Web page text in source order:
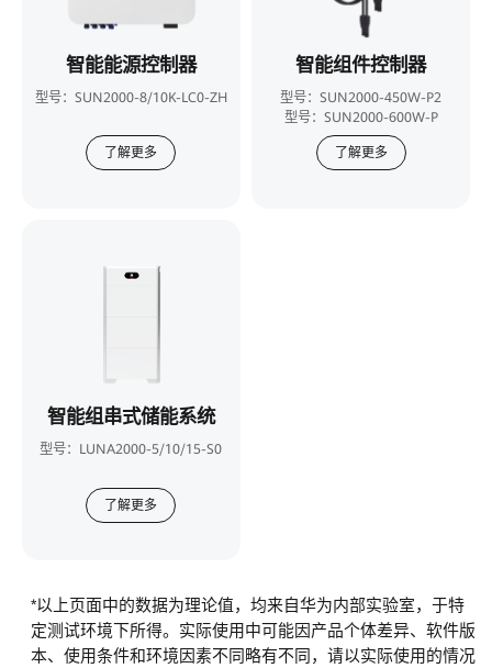
智能能源控制器
型号：SUN2000-8/10K-LC0-ZH
了解更多
智能组件控制器
型号：SUN2000-450W-P2
型号：SUN2000-600W-P
了解更多
智能组串式储能系统
型号：LUNA2000-5/10/15-S0
了解更多
*以上页面中的数据为理论值，均来自华为内部实验室，于特
定测试环境下所得。实际使用中可能因产品个体差异、软件版
本、使用条件和环境因素不同略有不同，请以实际使用的情况